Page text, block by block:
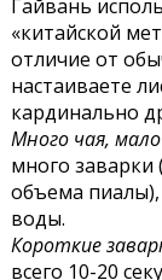
Гайвань
«китайской
отличие от
настаиваете
кардинально
Много чая,
много
объема
воды.
Короткие
всего 10-20